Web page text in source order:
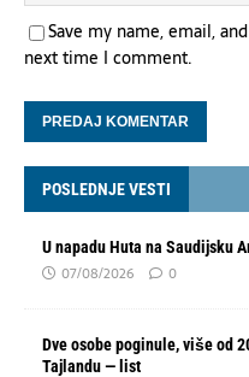
Save my name, email,
next time I comment.
POSLEDNJE VESTI
U napadu Huta na Saudijsku
07/08/2026 0
Dve osobe poginule, više od
Tajlandu — list